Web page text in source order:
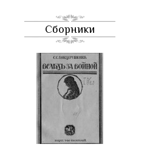
Сборники